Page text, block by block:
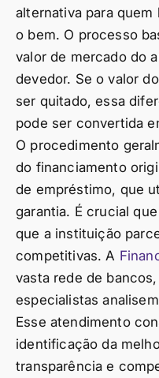
alternativa para
o bem. O processo
valor de mercado do
devedor. Se o valor
ser quitado, essa
pode ser convertida
O procedimento
do financiamento
de empréstimo, que
garantia. É crucial
que a instituição
competitivas. A
vasta rede de
especialistas
Esse atendimento
identificação da
transparência e